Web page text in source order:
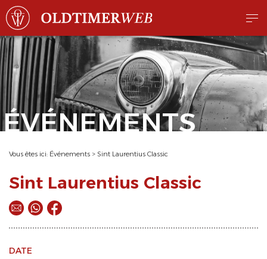
ÉVÉNEMENTS
Vous êtes ici: Événements > Sint Laurentius Classic
Sint Laurentius Classic
DATE